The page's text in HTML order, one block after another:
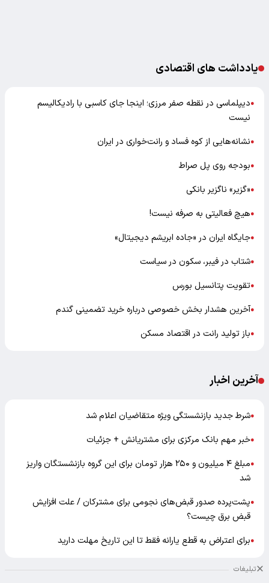
یادداشت های اقتصادی
●دیپلماسی در نقطه صفر مرزی؛ اینجا جای کاسبی با رادیکالیسم
نیست
●نشانه‌هایی از کوه فساد و رانت‌خواری در ایران
●بودجه روی پل صراط
●«گزیر» ناگزیر بانکی
●هیچ فعالیتی به صرفه نیست!
●جایگاه ایران در «جاده ابریشم دیجیتال»
●شتاب در فیبر، سکون در سیاست
●تقویت پتانسیل بورس
●آخرین هشدار بخش خصوصی درباره خرید تضمینی گندم
●باز تولید رانت در اقتصاد مسکن
آخرین اخبار
●شرط جدید بازنشستگی ویژه متقاضیان اعلام شد
●خبر مهم بانک مرکزی برای مشتریانش + جزئیات
●
مبلغ ۴ میلیون و ۲۵۰ هزار تومان برای این گروه بازنشستگان واریز
شد
●پشت‌پرده صدور قبض‌های نجومی برای مشترکان / علت افزایش
قبض برق چیست؟
●برای اعتراض به قطع یارانه فقط تا این تاریخ مهلت دارید
تبلیغات